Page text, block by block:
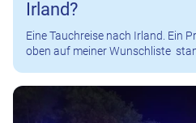
Irland?
Eine Tauchreise nach Irland. Ein
oben auf meiner Wunschliste